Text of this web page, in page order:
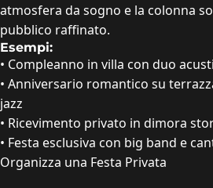
atmosfera da sogno e la colonna
pubblico raffinato.
Esempi:
• Compleanno in villa con duo
• Anniversario romantico su
jazz
• Ricevimento privato in dimora
• Festa esclusiva con big band e
Organizza una Festa Privata